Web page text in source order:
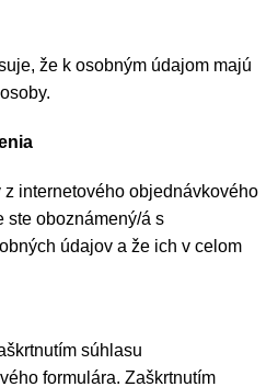
že k osobným údajom majú
internetového objednávkového
ste oboznámený/á s
údajov a že ich v celom
súhlasu
formulára. Zaškrtnutím